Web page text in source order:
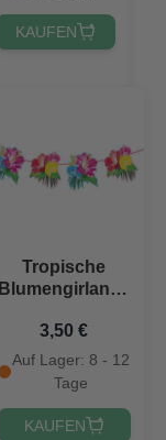
KAUFEN
Tropische
Blumengirlande
3,50 €
Auf Lager: 8 - 12
Tage
KAUFEN